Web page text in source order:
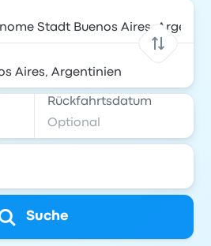
Rückfahrtsdatum
Suche